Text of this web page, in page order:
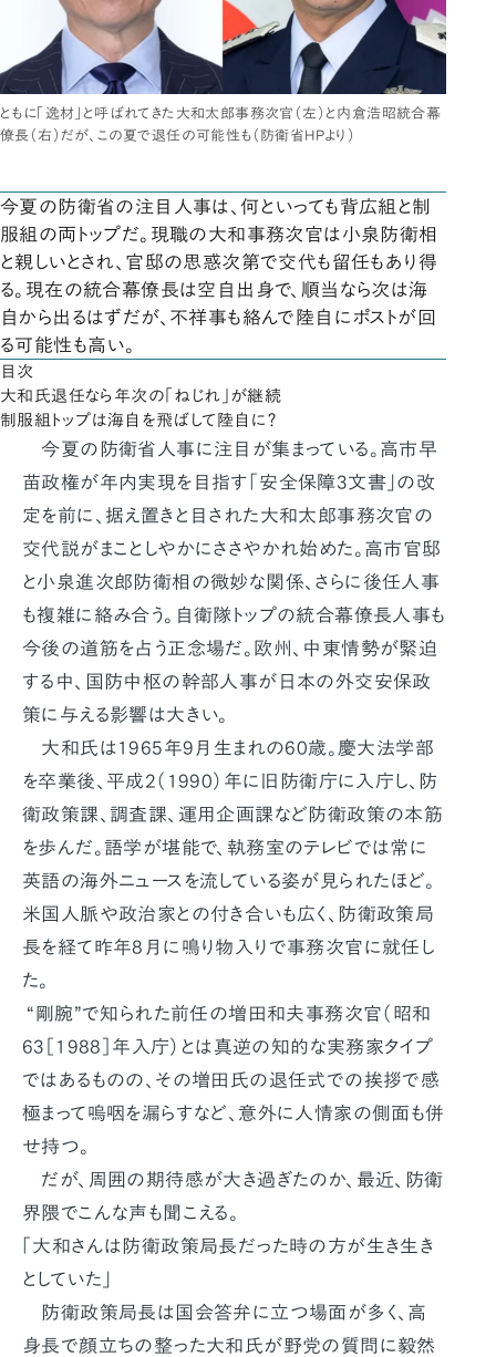
ともに「逸材」と呼ばれてきた大和太郎事務次官（左）と内倉浩昭統合幕
僚長（右）だが、この夏で退任の可能性も（防衛省HPより）
今夏の防衛省の注目人事は、何といっても背広組と制
服組の両トップだ。現職の大和事務次官は小泉防衛相
と親しいとされ、官邸の思惑次第で交代も留任もあり得
る。現在の統合幕僚長は空自出身で、順当なら次は海
自から出るはずだが、不祥事も絡んで陸自にポストが回
る可能性も高い。
目次
大和氏退任なら年次の「ねじれ」が継続
制服組トップは海自を飛ばして陸自に？
今夏の防衛省人事に注目が集まっている。高市早
苗政権が年内実現を目指す「安全保障3文書」の改
定を前に、据え置きと目された大和太郎事務次官の
交代説がまことしやかにささやかれ始めた。高市官邸
と小泉進次郎防衛相の微妙な関係、さらに後任人事
も複雑に絡み合う。自衛隊トップの統合幕僚長人事も
今後の道筋を占う正念場だ。欧州、中東情勢が緊迫
する中、国防中枢の幹部人事が日本の外交安保政
策に与える影響は大きい。
大和氏は1965年9月生まれの60歳。慶大法学部
を卒業後、平成2（1990）年に旧防衛庁に入庁し、防
衛政策課、調査課、運用企画課など防衛政策の本筋
を歩んだ。語学が堪能で、執務室のテレビでは常に
英語の海外ニュースを流している姿が見られたほど。
米国人脈や政治家との付き合いも広く、防衛政策局
長を経て昨年8月に鳴り物入りで事務次官に就任し
た。
“剛腕”で知られた前任の増田和夫事務次官（昭和
63［1988］年入庁）とは真逆の知的な実務家タイプ
ではあるものの、その増田氏の退任式での挨拶で感
極まって嗚咽を漏らすなど、意外に人情家の側面も併
せ持つ。
だが、周囲の期待感が大き過ぎたのか、最近、防衛
界隈でこんな声も聞こえる。
「大和さんは防衛政策局長だった時の方が生き生き
としていた」
防衛政策局長は国会答弁に立つ場面が多く、高
身長で顔立ちの整った大和氏が野党の質問に毅然